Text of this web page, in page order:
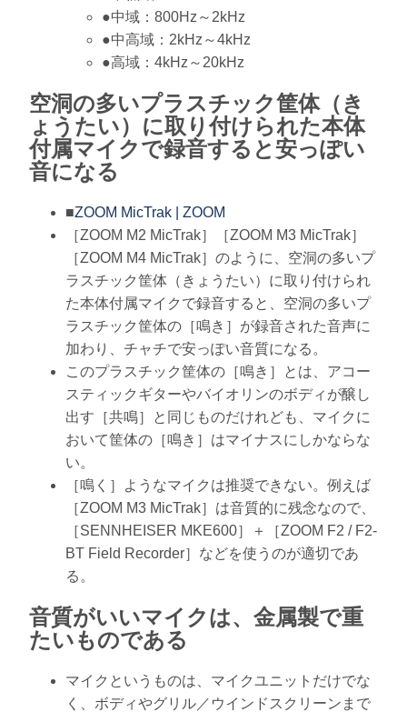
●中域：800Hz～2kHz
●中高域：2kHz～4kHz
●高域：4kHz～20kHz
空洞の多いプラスチック筐体（き
ょうたい）に取り付けられた本体
付属マイクで録音すると安っぽい
音になる
■ZOOM MicTrak | ZOOM
［ZOOM M2 MicTrak］［ZOOM M3 MicTrak］
［ZOOM M4 MicTrak］のように、空洞の多いプ
ラスチック筐体（きょうたい）に取り付けられ
た本体付属マイクで録音すると、空洞の多いプ
ラスチック筐体の［鳴き］が録音された音声に
加わり、チャチで安っぽい音質になる。
このプラスチック筐体の［鳴き］とは、アコー
スティックギターやバイオリンのボディが醸し
出す［共鳴］と同じものだけれども、マイクに
おいて筐体の［鳴き］はマイナスにしかならな
い。
［鳴く］ようなマイクは推奨できない。例えば
［ZOOM M3 MicTrak］は音質的に残念なので、
［SENNHEISER MKE600］＋［ZOOM F2 / F2-
BT Field Recorder］などを使うのが適切であ
る。
音質がいいマイクは、金属製で重
たいものである
マイクというものは、マイクユニットだけでな
く、ボディやグリル／ウインドスクリーンまで